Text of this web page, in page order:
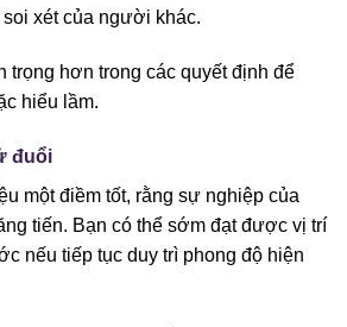
xét của người khác.
trọng hơn trong các quyết định để
hiểu lầm.
đuổi
một điềm tốt, rằng sự nghiệp của
tiến. Bạn có thể sớm đạt được vị trí
nếu tiếp tục duy trì phong độ hiện